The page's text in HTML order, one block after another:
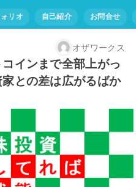
リオ 自己紹介 お問合せ
オザワークス
インまで全部上がっ
との差は広がるばか